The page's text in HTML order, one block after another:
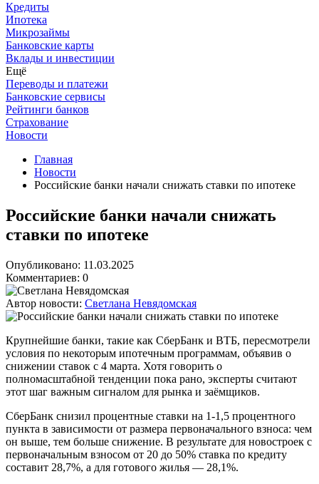
Кредиты
Ипотека
Микрозаймы
Банковские карты
Вклады и инвестиции
Ещё
Переводы и платежи
Банковские сервисы
Рейтинги банков
Страхование
Новости
Главная
Новости
Российские банки начали снижать ставки по ипотеке
Российские банки начали снижать
ставки по ипотеке
Опубликовано: 11.03.2025
Комментариев: 0
Автор новости: Светлана Невядомская
Крупнейшие банки, такие как СберБанк и ВТБ, пересмотрели
условия по некоторым ипотечным программам, объявив о
снижении ставок с 4 марта. Хотя говорить о
полномасштабной тенденции пока рано, эксперты считают
этот шаг важным сигналом для рынка и заёмщиков.
СберБанк снизил процентные ставки на 1-1,5 процентного
пункта в зависимости от размера первоначального взноса: чем
он выше, тем больше снижение. В результате для новостроек с
первоначальным взносом от 20 до 50% ставка по кредиту
составит 28,7%, а для готового жилья — 28,1%.